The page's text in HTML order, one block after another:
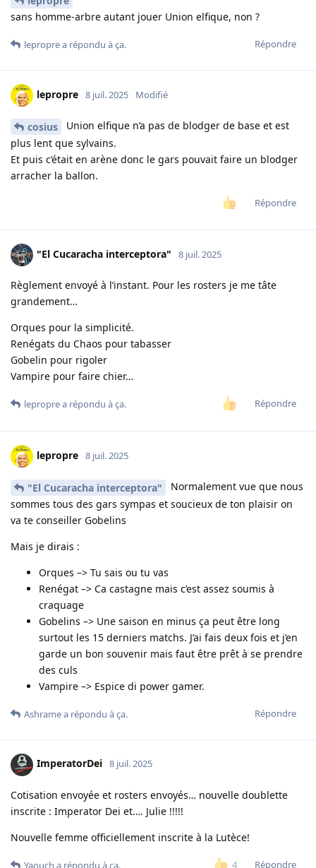
sans homme-arbre autant jouer Union elfique, non ?
Répondre
leproprea répondu à ça.
lepropre 8 juil. 2025 Modifié
cosius
Union elfique n’a pas de blodger de base et est
plus lent que sylvains.
Et puis c’était en arène donc le gars pouvait faire un blodger
arracher la ballon.
Répondre
"El Cucaracha interceptora" 8 juil. 2025
Règlement envoyé à l’instant. Pour les rosters je me tâte
grandement…
Orques pour la simplicité.
Renégats du Chaos pour tabasser
Gobelin pour rigoler
Vampire pour faire chier…
Répondre
leproprea répondu à ça.
lepropre 8 juil. 2025
"El Cucaracha interceptora"
Normalement vue que nous
sommes tous des gars sympas et soucieux de ton plaisir on
va te conseiller Gobelins
Mais je dirais :
Orques –> Tu sais ou tu vas
Renégat –> Ca castagne mais c’est assez soumis à
craquage
Gobelins –> Une saison en minus ça peut être long
surtout les 15 derniers matchs. J’ai fais deux fois et j’en
garde un bon souvenir mais faut être prêt à se prendre
des culs
Vampire –> Espice di power gamer.
Répondre
Ashramea répondu à ça.
ImperatorDei 8 juil. 2025
Cotisation envoyée et rosters envoyés… nouvelle doublette
inscrite : Imperator Dei et…. Julie !!!!!
Nouvelle femme officiellement inscrite à la Lutèce!
4 Répondre
Yaouch a répondu à ça.